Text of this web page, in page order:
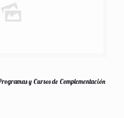
y Cursos de Complementación